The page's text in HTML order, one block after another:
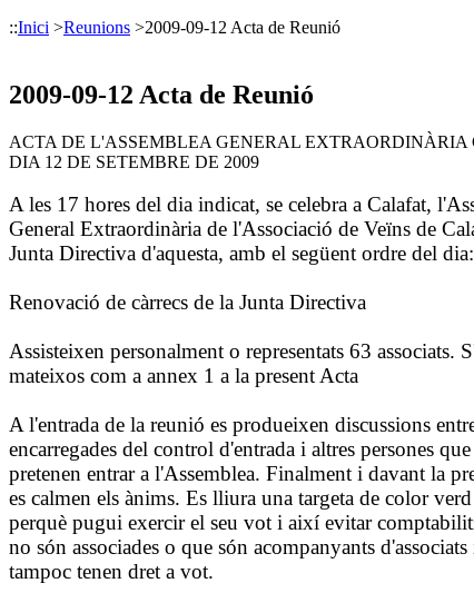
::Inici >Reunions >2009-09-12 Acta de Reunió
2009-09-12 Acta de Reunió
ACTA DE L'ASSEMBLEA GENERAL EXTRAORDINÀRIA
DIA 12 DE SETEMBRE DE 2009
A les 17 hores del dia indicat, se celebra a Calafat,
General Extraordinària de l'Associació de Veïns de
Junta Directiva d'aquesta, amb el següent ordre del dia:
Renovació de càrrecs de la Junta Directiva
Assisteixen personalment o representats 63 associats.
mateixos com a annex 1 a la present Acta
A l'entrada de la reunió es produeixen discussions
encarregades del control d'entrada i altres persones
pretenen entrar a l'Assemblea. Finalment i davant la
es calmen els ànims. Es lliura una targeta de color verd
perquè pugui exercir el seu vot i així evitar
no són associades o que són acompanyants
tampoc tenen dret a vot.